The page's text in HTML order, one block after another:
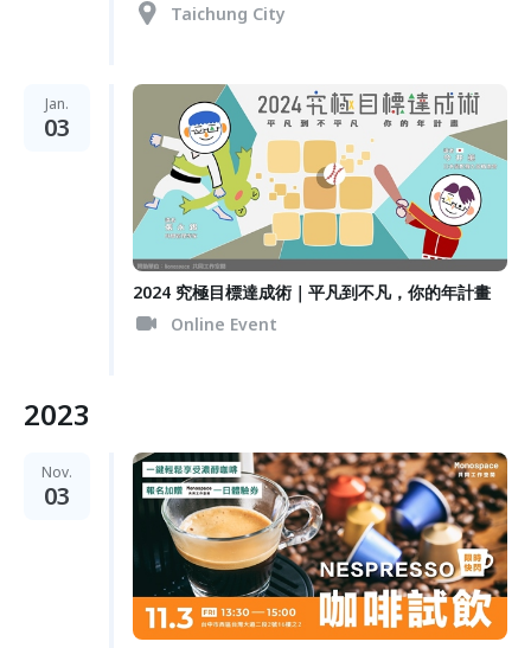
Taichung City
Jan.
03
2024 究極目標達成術｜平凡到不凡，你的年計畫
Online Event
2023
Nov.
03